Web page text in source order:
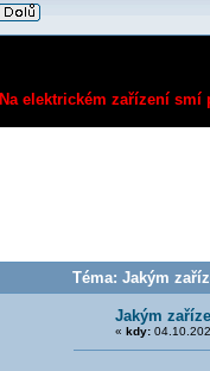
Na elektrickém zařízení
Téma: Jakým
Jakým
« kdy: